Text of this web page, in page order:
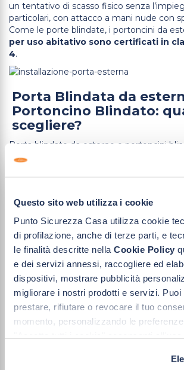
Questo sito web utilizza i cookie
Punto Sicurezza Casa utilizza cookie
di profilazione, anche di terze parti, e
le finalità descritte nella Cookie Policy
e dei servizi annessi, raccogliere ed
dispositivi, mostrare pubblicità
migliorare i nostri prodotti e servizi. Puoi
prestare, rifiutare o revocare il tuo
momento, personalizzando le
acconsenti all'uso dei soli cookie tecnici.
un tentativo di scasso fisico senza
particolari, con attacco a mani nude con
Come le porte blindate, i portoncini da
per uso abitativo sono certificati in
4.
Porta Blindata da
Portoncino Blindato:
scegliere?
Porta blindate da esterno e portoncini
rappresentano una soluzione
desidera aumentare la sicurezza della
senza rinunciare all’estetica. La scelta tra
Per fare una scelta consapevole, è
rivolgersi ad esperti di settoreche
valutare attentamente tutte le esigenze
seguito, proponiamo una tabella
differenze e le caratteristiche comuni di
portoncini.
Confronto: Porta blindata
Per uso